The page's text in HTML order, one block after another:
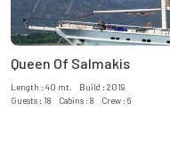
Queen Of Salmakis
Length : 40 mt. Build : 2019
Guests : 18 Cabins : 8 Crew : 6